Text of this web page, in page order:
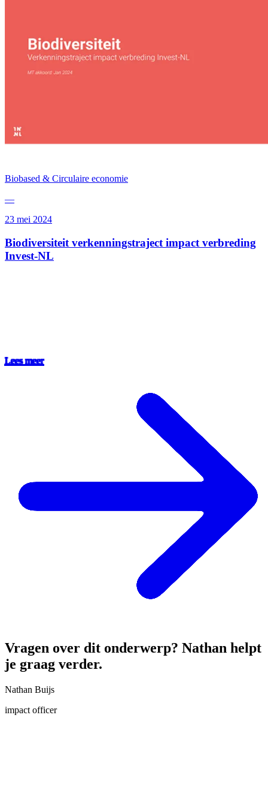
Biobased & Circulaire economie
—
23 mei 2024
Biodiversiteit verkenningstraject impact verbreding
Invest-NL
Lees meer
Vragen over dit onderwerp? Nathan helpt
je graag verder.
Nathan Buijs
impact officer